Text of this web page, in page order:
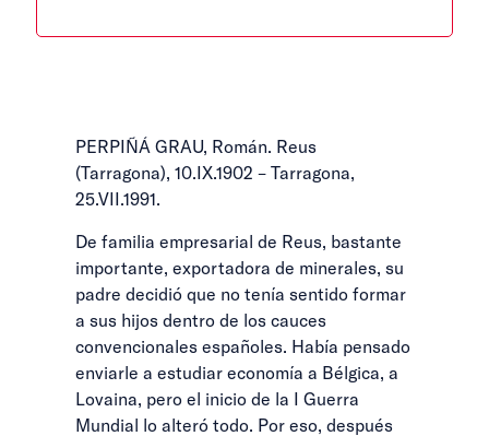
PERPIÑÁ GRAU, Román. Reus
(Tarragona), 10.IX.1902 – Tarragona,
25.VII.1991.
De familia empresarial de Reus, bastante
importante, exportadora de minerales, su
padre decidió que no tenía sentido formar
a sus hijos dentro de los cauces
convencionales españoles. Había pensado
enviarle a estudiar economía a Bélgica, a
Lovaina, pero el inicio de la I Guerra
Mundial lo alteró todo. Por eso, después